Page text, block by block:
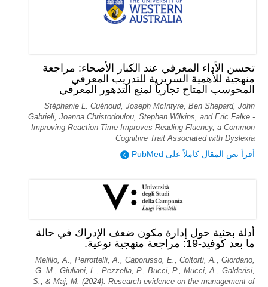
تحسن الأداء المعرفي عند الكبار الأصحاء: مراجعة
منهجية للأهمية السريرية للتدريب المعرفي
المحوسب المتاح تجارياً لمنع التدهور المعرفي
Stéphanie L. Cuénoud, Joseph McIntyre, Ben Shepard, John
Gabrieli, Joanna Christodoulou, Stephen Wilkins, and Eric Falke -
Improving Reaction Time Improves Reading Fluency, a Common
Cognitive Trait Associated with Dyslexia
أقرأ نص المقال كاملاً على PubMed
أدلة بحثية حول إدارة مكون ضعف الإدراك في حالة
ما بعد كوفيد-19: مراجعة منهجية نوعية.
Melillo, A., Perrottelli, A., Caporusso, E., Coltorti, A., Giordano,
G. M., Giuliani, L., Pezzella, P., Bucci, P., Mucci, A., Galderisi,
S., & Maj, M. (2024). Research evidence on the management of